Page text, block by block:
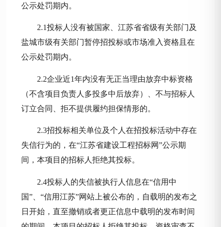
公示处罚期内。
2.1投标人没有被国家、江苏省省级有关部门及
盐城市级有关部门暂停招投标或市场准入资格且在
公示处罚期内。
2.2企业近1年内没有无正当理由放弃中标资格
（不含项目负责人多投多中后放弃）、不与招标人
订立合同、拒不提供履约担保情形的。
2.3招投标相关单位及个人在招投标活动中存在
失信行为的，在“江苏省建设工程招标网”公示期
间，本项目的招标人拒绝其投标。
2.4投标人的失信被执行人信息在“信用中
国”、“信用江苏”网站上被公布的，自载明的发布之
日开始，直至撤销或者更正信息中载明的发布时间